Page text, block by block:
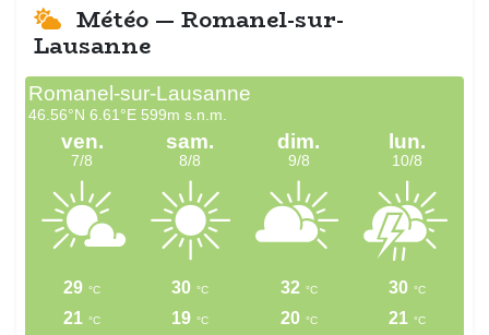
Météo — Romanel-sur-
Lausanne